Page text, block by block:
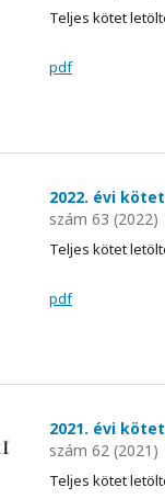
Teljes kötet
pdf
2022. évi kötet
szám 63 (2022)
Teljes kötet
pdf
2021. évi kötet
szám 62 (2021)
Teljes kötet